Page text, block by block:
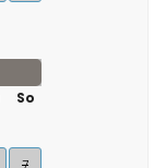
So